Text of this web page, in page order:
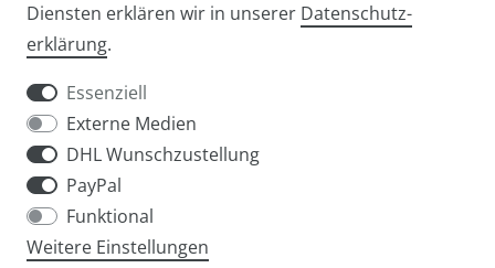
Widerrufs­formular
Impressum Daten­schutz­erklärung
Diensten erklären wir in unserer Daten­schutz­
erklärung.
Essenziell
Externe Medien
DHL Wunschzustellung
PayPal
Funktional
Weitere Einstellungen